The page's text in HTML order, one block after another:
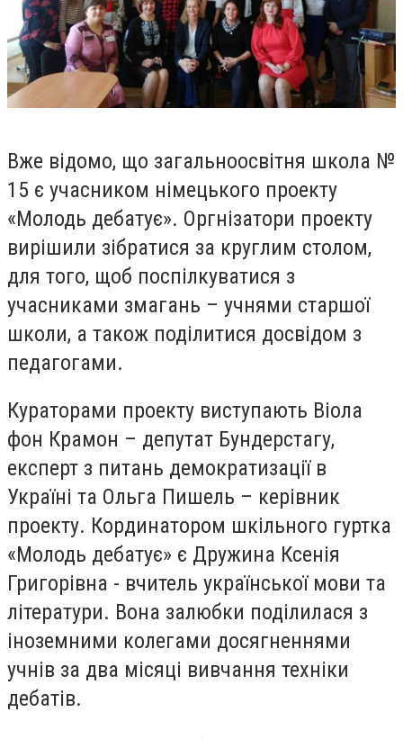
Вже відомо, що загальноосвітня школа №
15 є учасником німецького проекту
«Молодь дебатує». Оргнізатори проекту
вирішили зібратися за круглим столом,
для того, щоб поспілкуватися з
учасниками змагань – учнями старшої
школи, а також поділитися досвідом з
педагогами.
Кураторами проекту виступають Віола
фон Крамон – депутат Бундерстагу,
експерт з питань демократизації в
Україні та Ольга Пишель – керівник
проекту. Кординатором шкільного гуртка
«Молодь дебатує» є Дружина Ксенія
Григорівна - вчитель української мови та
літератури. Вона залюбки поділилася з
іноземними колегами досягненнями
учнів за два місяці вивчання техніки
дебатів.